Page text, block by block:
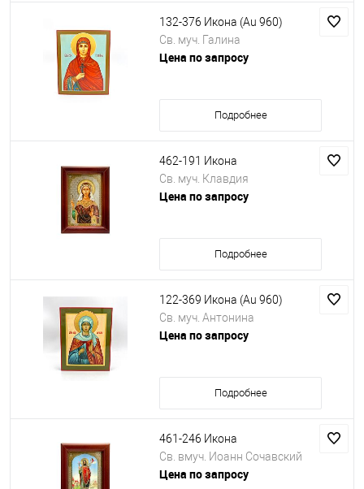
132-376 Икона (Au 960)
Св. муч. Галина
Цена по запросу
Подробнее
462-191 Икона
Св. муч. Клавдия
Цена по запросу
Подробнее
122-369 Икона (Au 960)
Св. муч. Антонина
Цена по запросу
Подробнее
461-246 Икона
Св. вмуч. Иоанн Сочавский
Цена по запросу